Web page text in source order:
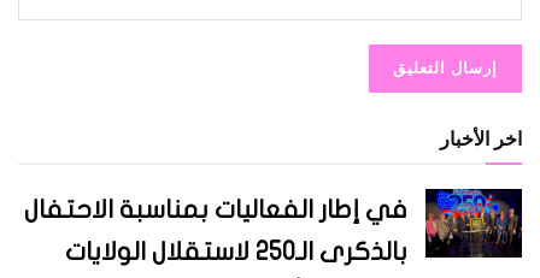
اخر الأخبار
في إطار الفعاليات بمناسبة الاحتفال
بالذكرى الـ250 لاستقلال الولايات